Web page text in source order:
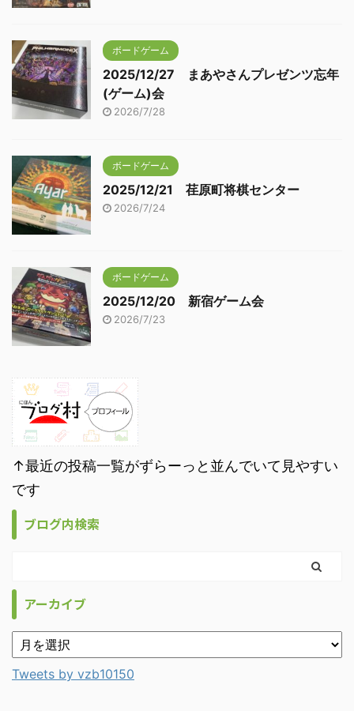
ボードゲーム
2025/12/27 まあやさんプレゼンツ忘年
(ゲーム)会
2026/7/28
ボードゲーム
2025/12/21 荏原町将棋センター
2026/7/24
ボードゲーム
2025/12/20 新宿ゲーム会
2026/7/23
↑最近の投稿一覧がずらーっと並んでいて見やすい
です
ブログ内検索
アーカイブ
Tweets by vzb10150